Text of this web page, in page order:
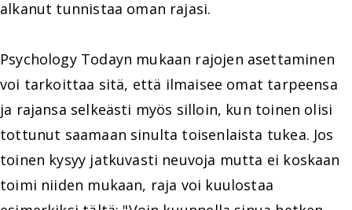
alkanut tunnistaa oman rajasi.
Psychology Todayn mukaan rajojen asettaminen
voi tarkoittaa sitä, että ilmaisee omat tarpeensa
ja rajansa selkeästi myös silloin, kun toinen olisi
tottunut saamaan sinulta toisenlaista tukea. Jos
toinen kysyy jatkuvasti neuvoja mutta ei koskaan
toimi niiden mukaan, raja voi kuulostaa